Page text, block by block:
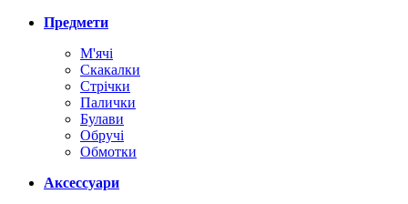
Предмети
М'ячі
Скакалки
Стрічки
Палички
Булави
Обручі
Обмотки
Аксессуари